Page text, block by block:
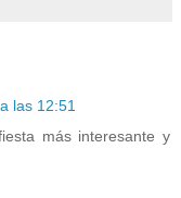
las 12:51
más interesante y